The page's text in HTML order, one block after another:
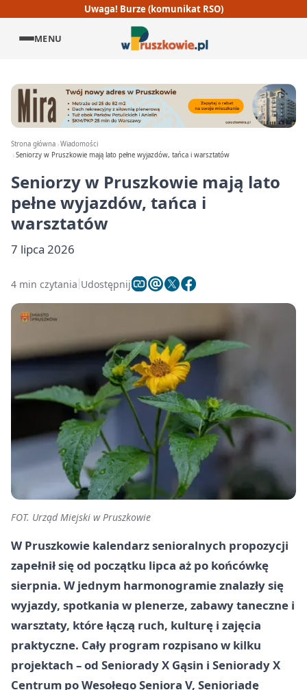
Uwaga! Burze (komunikat RSO)
MENU
Strona główna Wiadomości
Seniorzy w Pruszkowie mają lato pełne wyjazdów, tańca i warsztatów
Seniorzy w Pruszkowie mają lato
pełne wyjazdów, tańca i
warsztatów
7 lipca 2026
4 min czytania Udostępnij
FOT. Urząd Miejski w Pruszkowie
W Pruszkowie kalendarz senioralnych propozycji
zapełnił się od początku lipca aż po końcówkę
sierpnia. W jednym harmonogramie znalazły się
wyjazdy, spotkania w plenerze, zabawy taneczne i
warsztaty, które łączą ruch, kulturę i zajęcia
praktyczne. Cały program rozpisano w kilku
projektach – od Seniorady X Gąsin i Seniorady X
Centrum po Wesołego Seniora V, Senioriadę